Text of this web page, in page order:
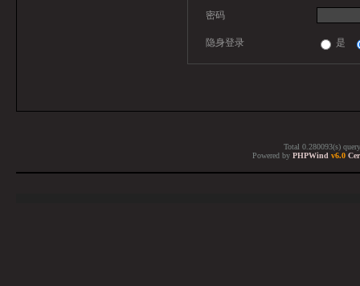
密码
隐身登录 是
Total 0.280093(s)
Powered by PHPWind v6.0